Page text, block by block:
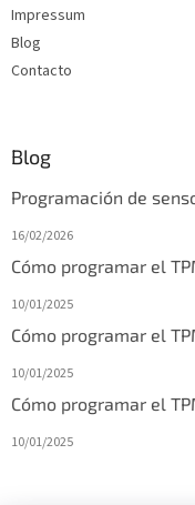
n
Impressum
Blog
Contacto
Blog
Programación de
16/02/2026
Cómo programar el
10/01/2025
Cómo programar el
10/01/2025
Cómo programar el
10/01/2025